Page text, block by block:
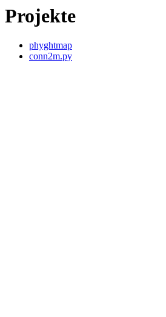
Projekte
phyghtmap
conn2m.py